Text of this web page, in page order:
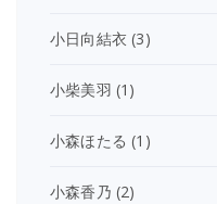
小日向結衣 (3)
小柴美羽 (1)
小森ほたる (1)
小森香乃 (2)